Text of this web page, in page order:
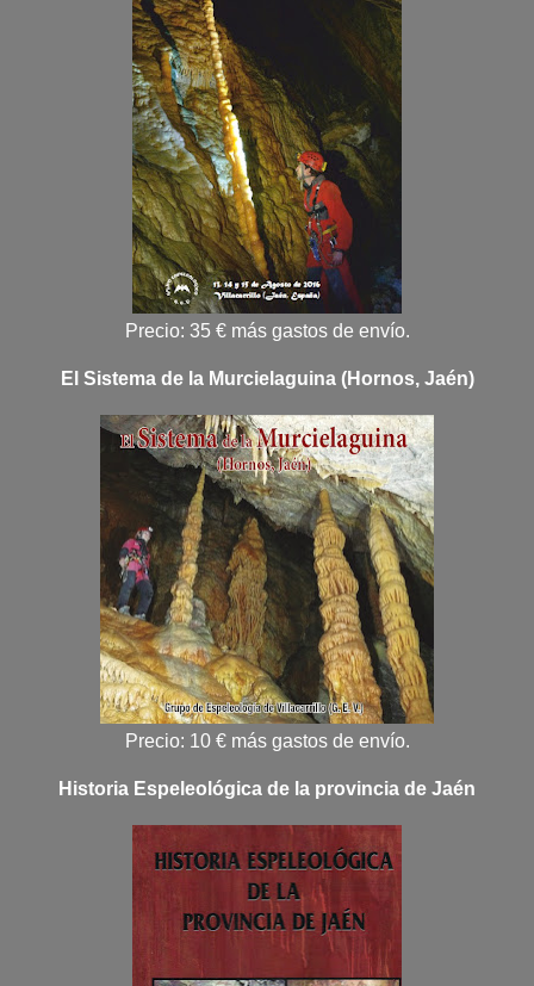
Precio: 35 € más gastos de envío.
El Sistema de la Murcielaguina (Hornos, Jaén)
Precio: 10 € más gastos de envío.
Historia Espeleológica de la provincia de Jaén